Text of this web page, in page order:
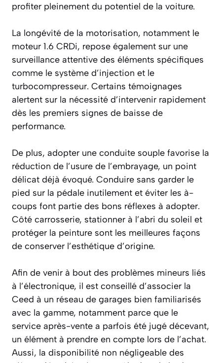
profiter pleinement du potentiel de la voiture.
La longévité de la motorisation, notamment le
moteur 1.6 CRDi, repose également sur une
surveillance attentive des éléments spécifiques
comme le système d’injection et le
turbocompresseur. Certains témoignages
alertent sur la nécessité d’intervenir rapidement
dès les premiers signes de baisse de
performance.
De plus, adopter une conduite souple favorise la
réduction de l’usure de l’embrayage, un point
délicat déjà évoqué. Conduire sans garder le
pied sur la pédale inutilement et éviter les à-
coups font partie des bons réflexes à adopter.
Côté carrosserie, stationner à l’abri du soleil et
protéger la peinture sont les meilleures façons
de conserver l’esthétique d’origine.
Afin de venir à bout des problèmes mineurs liés
à l’électronique, il est conseillé d’associer la
Ceed à un réseau de garages bien familiarisés
avec la gamme, notamment parce que le
service après-vente a parfois été jugé décevant,
un élément à prendre en compte lors de l’achat.
Aussi, la disponibilité non négligeable des